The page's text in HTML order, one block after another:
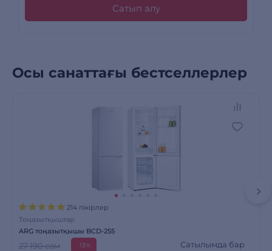
Сатып алу
Осы санаттағы бестселлерлер
214 пікірлер
Тоңазытқыштар
ARG тоңазытқышы BCD-255
27 190 сом -13% Сатылымда бар